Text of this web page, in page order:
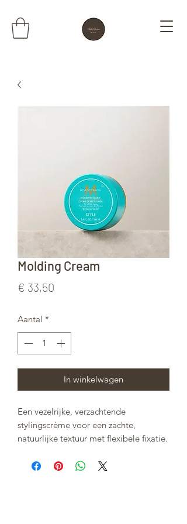
Molding Cream
€ 33,50
Aantal *
In winkelwagen
Een vezelrijke, verzachtende
stylingscrème voor een zachte,
natuurlijke textuur met flexibele fixatie.